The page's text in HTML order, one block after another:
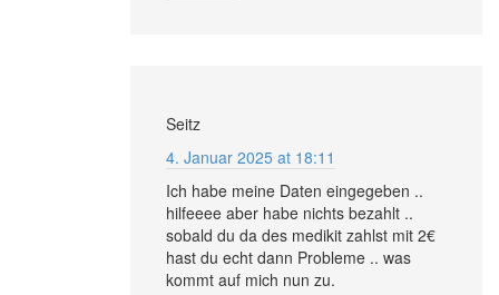
Seitz
4. Januar 2025 at 18:11
Ich habe meine Daten eingegeben ..
hilfeeee aber habe nichts bezahlt ..
sobald du da des medikit zahlst mit 2€
hast du echt dann Probleme .. was
kommt auf mich nun zu.